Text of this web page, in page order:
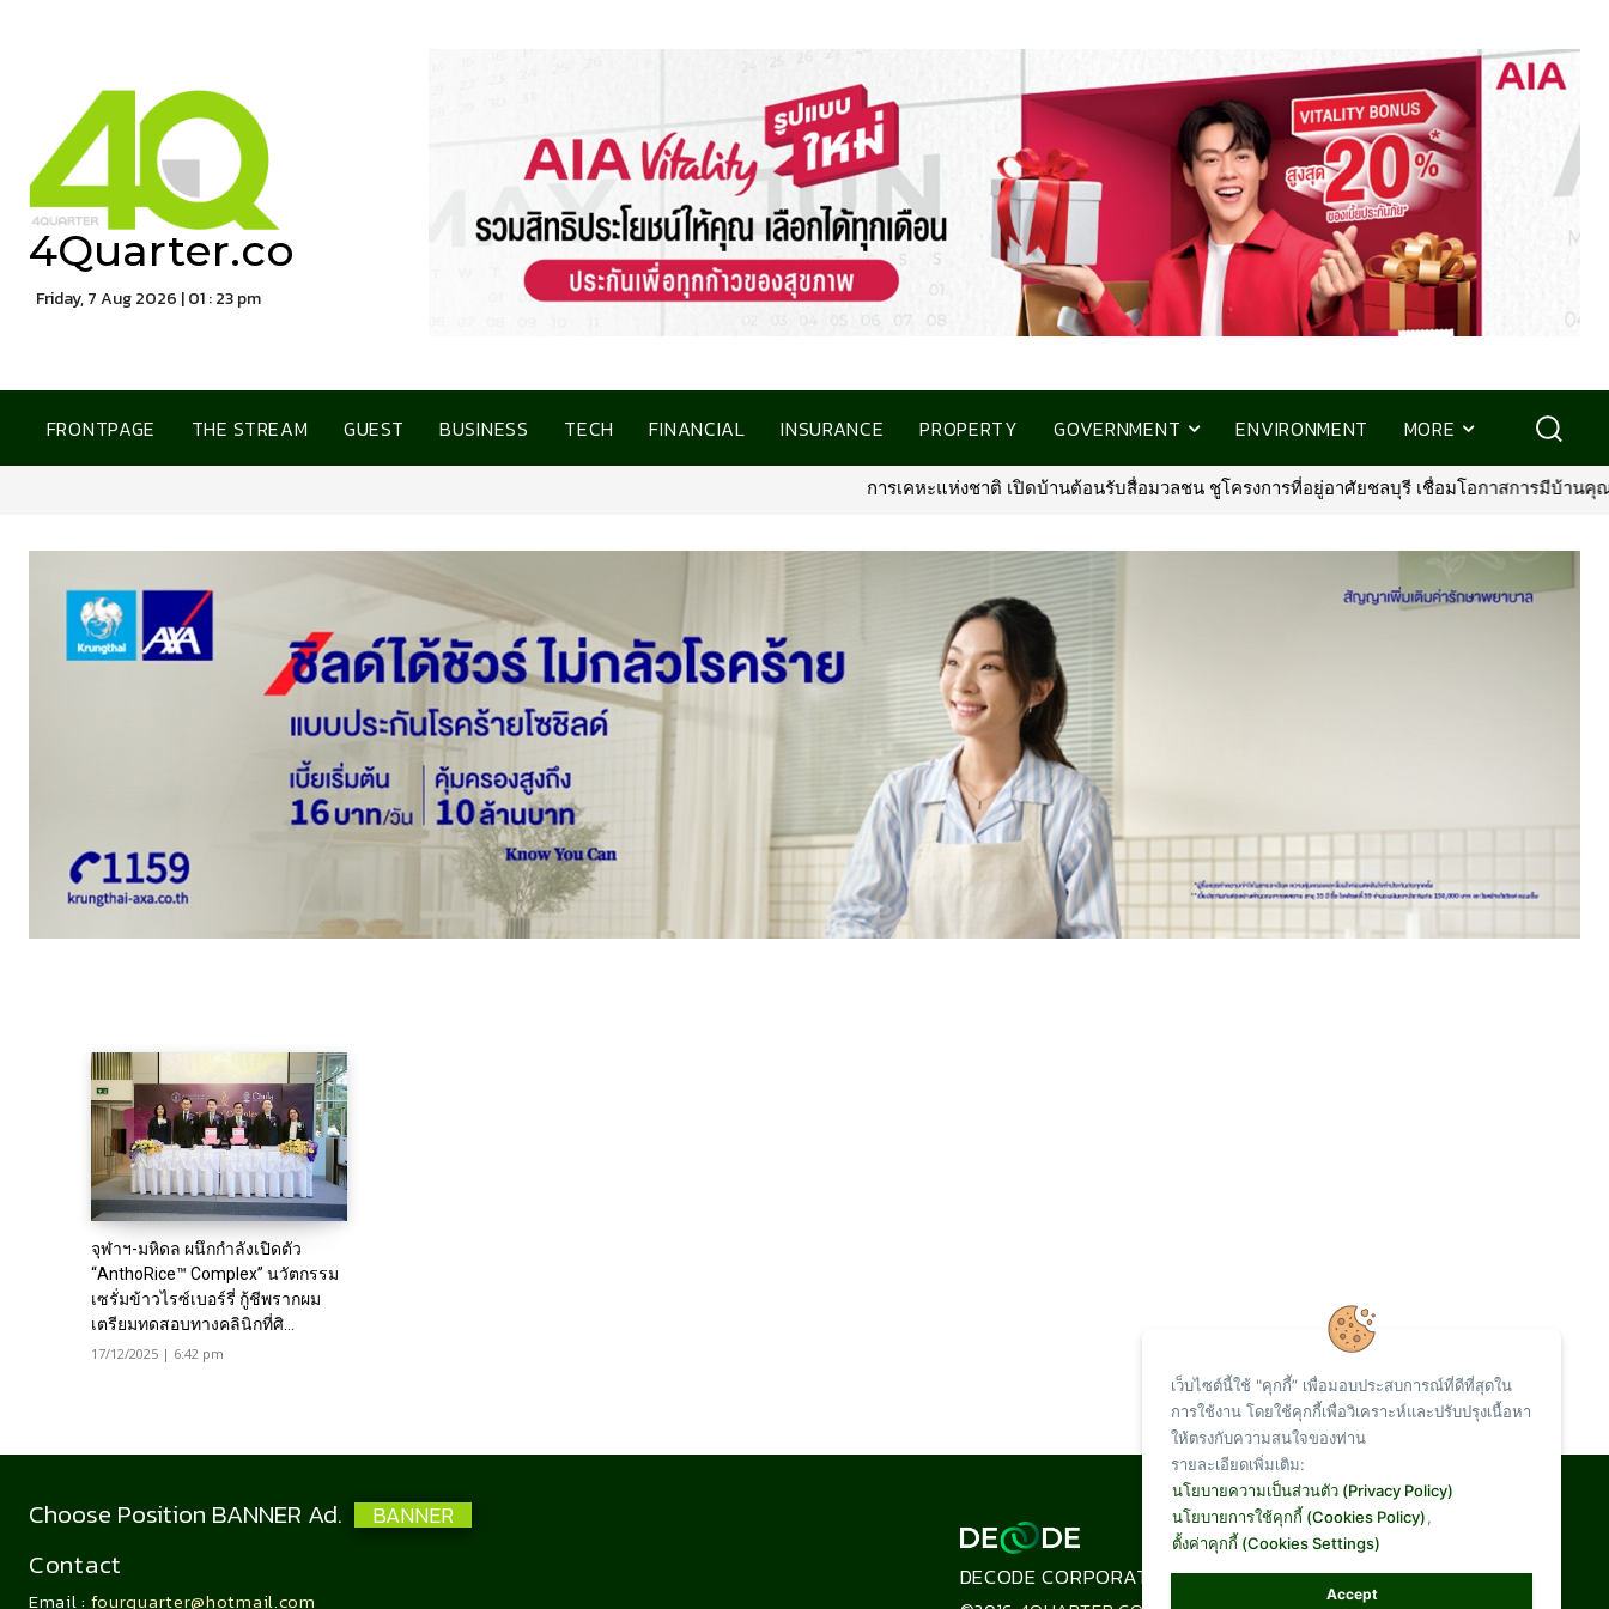
4Quarter.co
Friday, 7 Aug 2026 | 01 : 23 pm
FRONTPAGE THE STREAM GUEST BUSINESS TECH FINANCIAL INSURANCE PROPERTY GOVERNMENT ENVIRONMENT MORE
การเคหะแห่งชาติ เปิดบ้านต้อนรับสื่อมวลชน ชูโครงการที่อยู่อาศัยชลบุรี เชื่อมโอกาสการมีบ้านคุณภาพ รองรับ
จุฬาฯ-มหิดล ผนึกกำลังเปิดตัว
“AnthoRice™ Complex” นวัตกรรม
เซรั่มข้าวไรซ์เบอร์รี่ กู้ชีพรากผม
เตรียมทดสอบทางคลินิกที่ศิ...
17/12/2025 | 6:42 pm
Choose Position BANNER Ad. BANNER
Contact
Email : fourquarter@hotmail.com
DECODE CORPORATION LIMITED
Total Visit :
1,094,787
เว็บไซต์นี้ใช้ "คุกกี้” เพื่อมอบประสบการณ์ที่ดีที่สุดใน
การใช้งาน โดยใช้คุกกี้เพื่อวิเคราะห์และปรับปรุงเนื้อหา
ให้ตรงกับความสนใจของท่าน
รายละเอียดเพิ่มเติม:
นโยบายความเป็นส่วนตัว (Privacy Policy)
นโยบายการใช้คุกกี้ (Cookies Policy),
ตั้งค่าคุกกี้ (Cookies Settings)
Accept